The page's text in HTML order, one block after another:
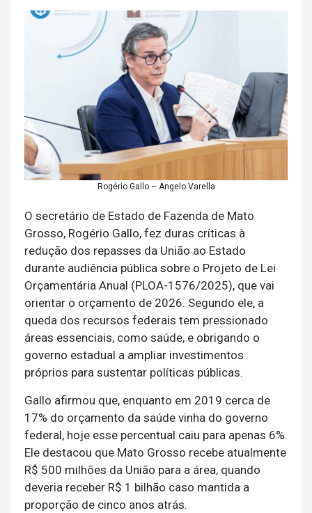
Rogério Gallo – Angelo Varella
O secretário de Estado de Fazenda de Mato
Grosso, Rogério Gallo, fez duras críticas à
redução dos repasses da União ao Estado
durante audiência pública sobre o Projeto de Lei
Orçamentária Anual (PLOA-1576/2025), que vai
orientar o orçamento de 2026. Segundo ele, a
queda dos recursos federais tem pressionado
áreas essenciais, como saúde, e obrigando o
governo estadual a ampliar investimentos
próprios para sustentar políticas públicas.
Gallo afirmou que, enquanto em 2019 cerca de
17% do orçamento da saúde vinha do governo
federal, hoje esse percentual caiu para apenas 6%.
Ele destacou que Mato Grosso recebe atualmente
R$ 500 milhões da União para a área, quando
deveria receber R$ 1 bilhão caso mantida a
proporção de cinco anos atrás.